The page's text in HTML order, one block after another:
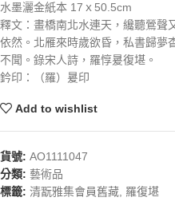
水墨灑金紙本 17ｘ50.5cm
釋文：畫橋南北水連天，纔聽鶯聲
依然。北雁來時歲欲昏，私書歸夢
不聞。錄宋人詩，羅惇㬊復堪。
鈐印：（羅）㬊印
Add to wishlist
貨號: AO1111047
分類: 藝術品
標籤: 清翫雅集會員舊藏, 羅復堪